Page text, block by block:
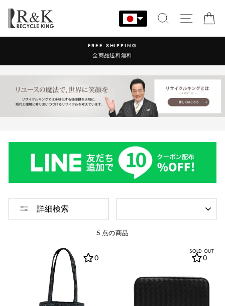
ン
す
検索 サイト
FREE SHIPPING
全商品送料無料
詳細検索
替
5 点の商品
0
SOLD OUT
0